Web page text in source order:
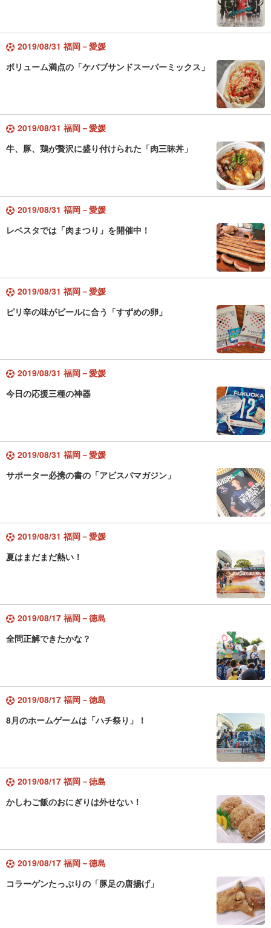
2019/08/31 福岡－愛媛
ボリューム満点の「ケバブサンドスーパーミックス」
2019/08/31 福岡－愛媛
牛、豚、鶏が贅沢に盛り付けられた「肉三昧丼」
2019/08/31 福岡－愛媛
レベスタでは「肉まつり」を開催中！
2019/08/31 福岡－愛媛
ピリ辛の味がビールに合う「すずめの卵」
2019/08/31 福岡－愛媛
今日の応援三種の神器
2019/08/31 福岡－愛媛
サポーター必携の書の「アビスパマガジン」
2019/08/31 福岡－愛媛
夏はまだまだ熱い！
2019/08/17 福岡－徳島
全問正解できたかな？
2019/08/17 福岡－徳島
8月のホームゲームは「ハチ祭り」！
2019/08/17 福岡－徳島
かしわご飯のおにぎりは外せない！
2019/08/17 福岡－徳島
コラーゲンたっぷりの「豚足の唐揚げ」